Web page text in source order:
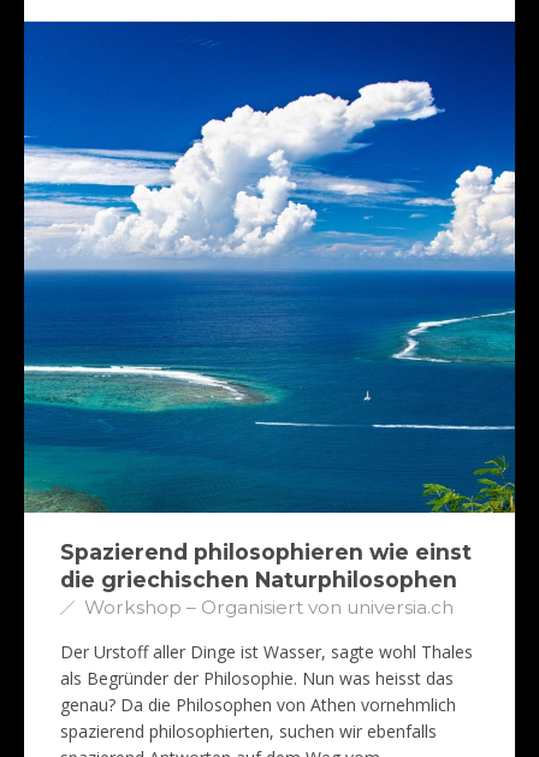
Spazierend philosophieren wie einst
die griechischen Naturphilosophen
Workshop – Organisiert von universia.ch
Der Urstoff aller Dinge ist Wasser, sagte wohl Thales
als Begründer der Philosophie. Nun was heisst das
genau? Da die Philosophen von Athen vornehmlich
spazierend philosophierten, suchen wir ebenfalls